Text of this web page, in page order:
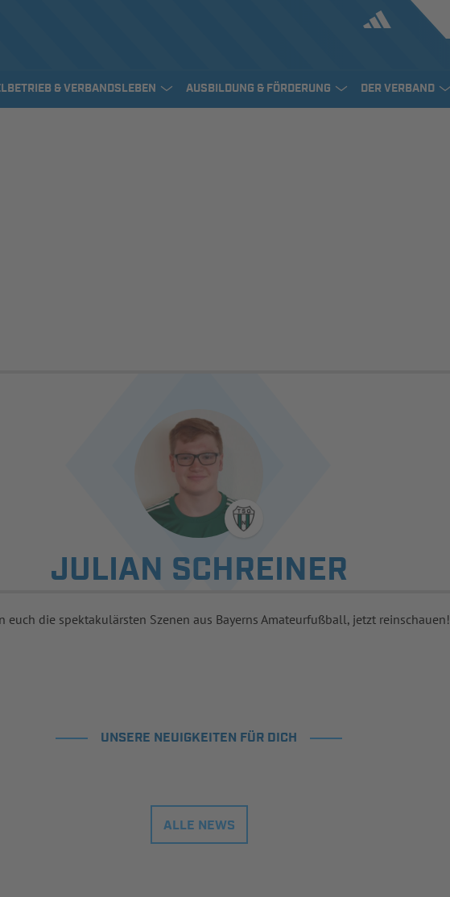
& VERBANDSLEBEN AUSBILDUNG & FÖRDERUNG DER VERBAND
JULIAN SCHREINER
euch die spektakulärsten Szenen aus Bayerns Amateurfußball, jetzt reinschauen!
UNSERE NEUIGKEITEN FÜR DICH
ALLE NEWS